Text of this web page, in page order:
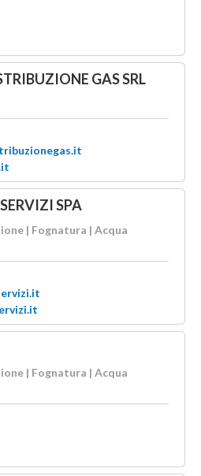
GAS SRL
SPA
| Fognatura | Acqua
| Fognatura | Acqua